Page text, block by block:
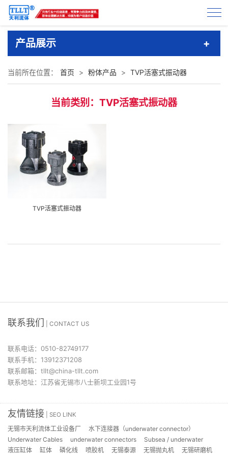
产品展示
当前所在位置： 首页 > 粉体产品 > TVP活塞式振动器
当前类别：TVP活塞式振动器
TVP活塞式振动器
联系我们 | CONTACT US
联系电话：0510-82749177
联系手机：13912371208
联系邮箱：tllt@china-tllt.com
联系地址：江苏省无锡市八士新坝工业园1号
友情链接 | SEO LINK
无锡市天利流体工业设备厂
水下连接器（underwater connector）
Underwater Cables
underwater connectors
Subsea / underwater
液压缸体
缸体 磷化线 喷胶机 无锡泰源 无锡抛丸机
无锡研磨机